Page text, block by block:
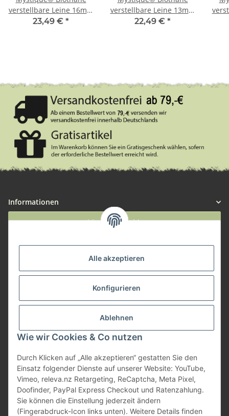
Alle akzeptieren
Konfigurieren
Ablehnen
Wie wir Cookies & Co nutzen
Durch Klicken auf „Alle akzeptieren“ gestatten Sie den
Einsatz folgender Dienste auf unserer Website: YouTube,
Vimeo, releva.nz Retargeting, ReCaptcha, Meta Pixel,
Doofinder, PayPal Express Checkout und Ratenzahlung.
Sie können die Einstellung jederzeit ändern
(Fingerabdruck-Icon links unten). Weitere Details finden
verstellbare Leine 16mm
neon orange 250cm
23,49 € *
verstellbare Leine 13mm
neon orange 250cm
22,49 € *
Informationen
Widerruf anmelden
Herstellerinformationen